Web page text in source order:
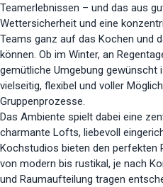
Teamerlebnissen – und das aus
Wettersicherheit und eine
Teams ganz auf das Kochen und
können. Ob im Winter, an
gemütliche Umgebung
vielseitig, flexibel und voller
Gruppenprozesse.
Das Ambiente spielt dabei eine
charmante Lofts, liebevoll
Kochstudios bieten den perfekten
von modern bis rustikal, je nach
und Raumaufteilung tragen